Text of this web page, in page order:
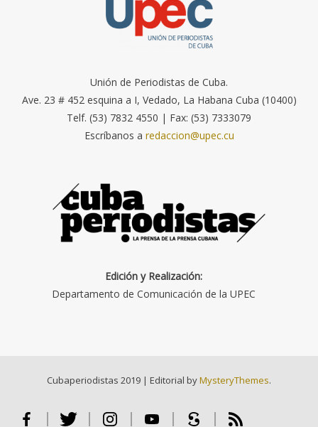
Unión de Periodistas de Cuba.
Ave. 23 # 452 esquina a I, Vedado, La Habana Cuba (10400)
Telf. (53) 7832 4550 | Fax: (53) 7333079
Escríbanos a redaccion@upec.cu
Edición y Realización:
Departamento de Comunicación de la UPEC
Cubaperiodistas 2019 | Editorial byMysteryThemes.